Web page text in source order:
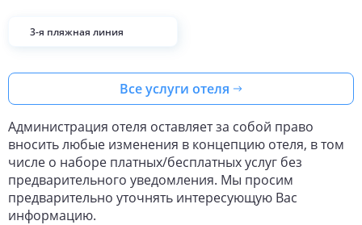
3-я пляжная линия
Все услуги отеля
Администрация отеля оставляет за собой право
вносить любые изменения в концепцию отеля, в том
числе о наборе платных/бесплатных услуг без
предварительного уведомления. Мы просим
предварительно уточнять интересующую Вас
информацию.